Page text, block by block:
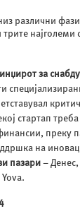
различни
најголеми
за
стартап
преку
на
пазари– Денес,